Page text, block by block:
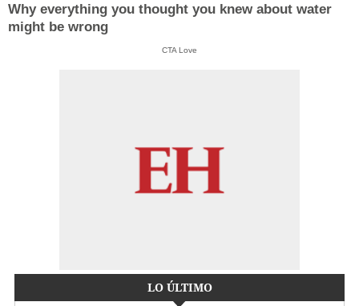
Why everything you thought you knew about water
might be wrong
CTA Love
LO ÚLTIMO